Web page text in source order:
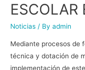
ESCOLAR
Noticias / Byadmin
Mediante procesos de
técnica y dotación de
implementación de